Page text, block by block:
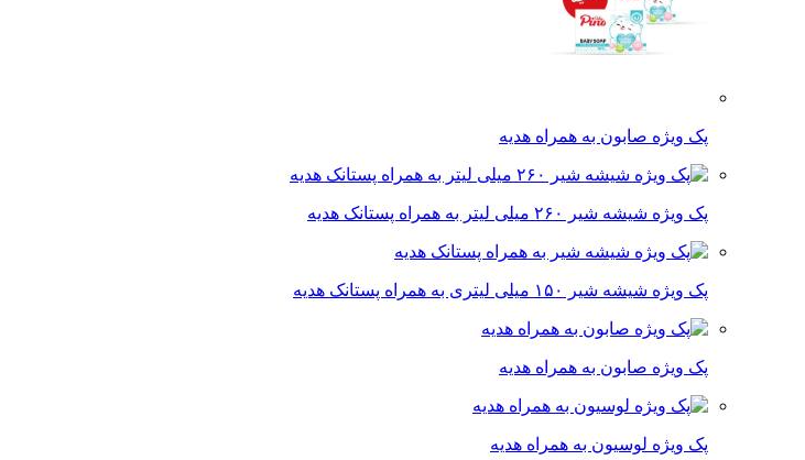
پک ویژه صابون به همراه هدیه
پک ویژه شیشه شیر ۲۶۰ میلی لیتر به همراه پستانک هدیه
پک ویژه شیشه شیر ۱۵۰ میلی لیتری به همراه پستانک هدیه
پک ویژه صابون به همراه هدیه
پک ویژه لوسیون به همراه هدیه